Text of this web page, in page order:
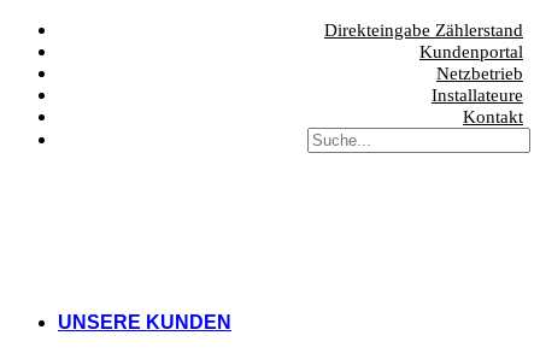
Direkteingabe Zählerstand
Kundenportal
Netzbetrieb
Installateure
Kontakt
UNSERE KUNDEN